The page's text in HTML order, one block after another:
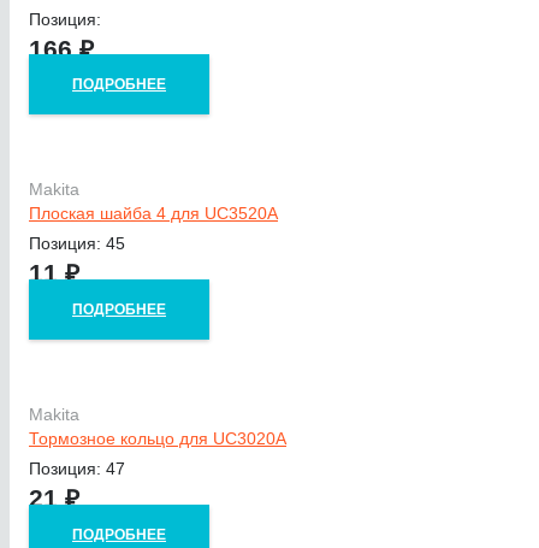
Позиция:
166₽
ПОДРОБНЕЕ
Makita
Плоская шайба 4 для UC3520A
Позиция: 45
11₽
ПОДРОБНЕЕ
Makita
Тормозное кольцо для UC3020A
Позиция: 47
21₽
ПОДРОБНЕЕ